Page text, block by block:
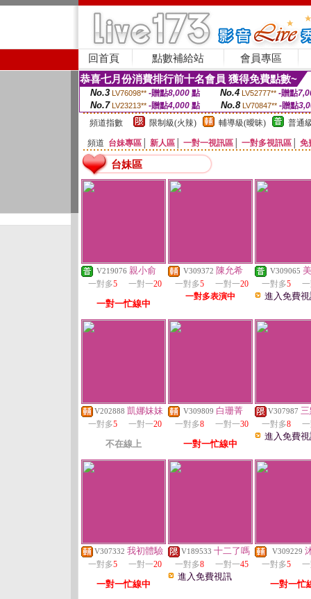
回首頁 點數補給站 會員專區
恭喜七月份消費排行前十名會員 獲得免費點數~
No.3 LV76098** -贈點8,000點 No.4 LV52777** -贈點
No.7 LV23213** -贈點4,000 點 No.8 LV70847** -贈點
頻道指數
限制級(火辣) 輔導級(曖昧) 普通
頻道 台妹專區 新人區 一對一視訊區 一對多視訊區 免
台妹區
V219076 親小俞
一對多5 一對一20
一對一忙線中
V309372 陳允希
一對多5 一對一20
一對多表演中
V309065
一對多5
進入免費
V202888 凱娜妹妹
一對多5 一對一20
不在線上
V309809 白珊菁
一對多8 一對一30
一對一忙線中
V307987
一對多8
進入免費
V307332 我初體驗
一對多5 一對一20
一對一忙線中
V189533 十二了嗎
一對多8 一對一45
進入免費視訊
V309229
一對多5
一對一忙